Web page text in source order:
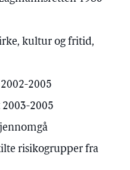
kultur og fritid,
2005
2005
risikogrupper fra